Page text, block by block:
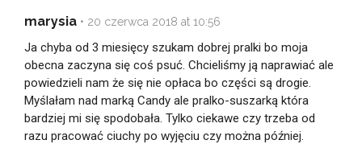
marysia • 20 czerwca 2018 at 10:56
Ja chyba od 3 miesięcy szukam dobrej pralki bo moja
obecna zaczyna się coś psuć. Chcieliśmy ją naprawiać ale
powiedzieli nam że się nie opłaca bo części są drogie.
Myślałam nad marką Candy ale pralko-suszarką która
bardziej mi się spodobała. Tylko ciekawe czy trzeba od
razu pracować ciuchy po wyjęciu czy można później.